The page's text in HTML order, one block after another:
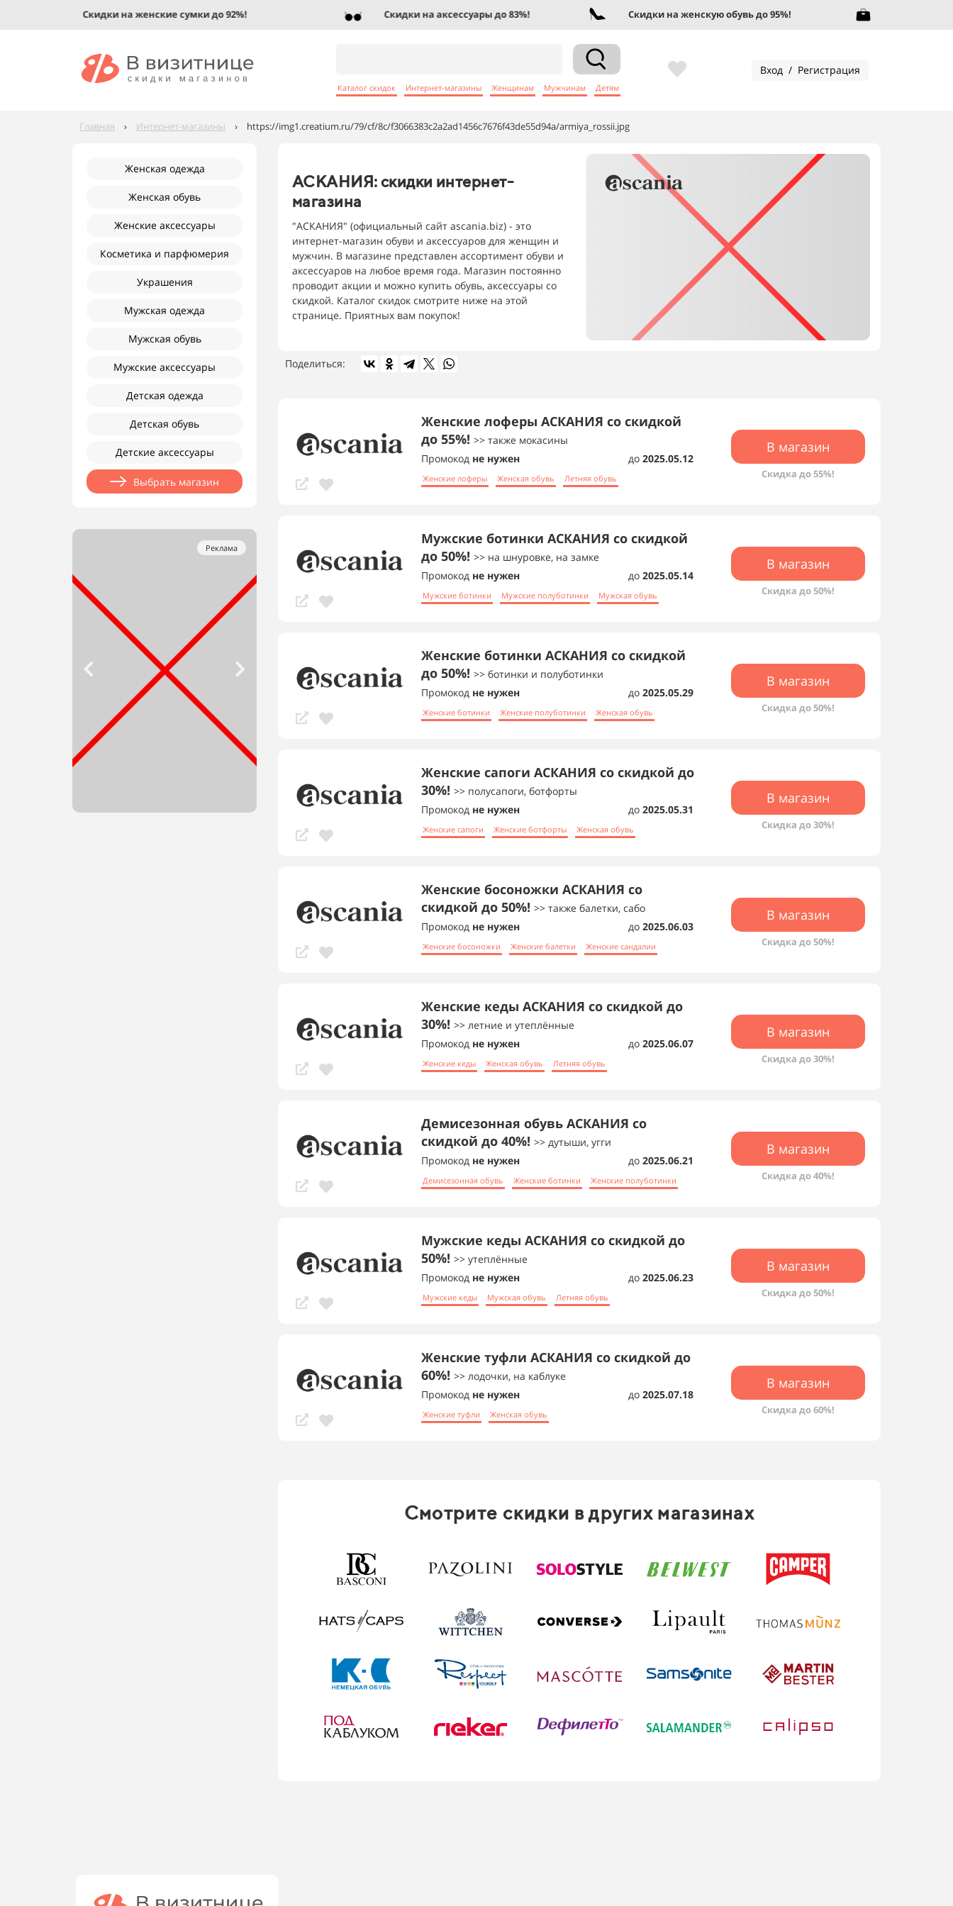
Скидки на женские сумки до 92%! Скидки на аксессуары до 83%! Скидки на женскую обувь до 95%! Скидки на
Каталог скидок Интернет-магазины Женщинам Мужчинам Детям
Вход / Регистрация
Главная › Интернет-магазины › https://img1.creatium.ru/79/cf/8c/f3066383c2a2ad1456c7676f43de55d94a/armiya_rossii.jpg
Женская одежда
Женская обувь
Женские аксессуары
Косметика и парфюмерия
Украшения
Мужская одежда
Мужская обувь
Мужские аксессуары
Детская одежда
Детская обувь
Детские аксессуары
Выбрать магазин
Реклама
АСКАНИЯ: скидки интернет-
магазина
"АСКАНИЯ" (официальный сайт ascania.biz) - это
интернет-магазин обуви и аксессуаров для женщин и
мужчин. В магазине представлен ассортимент обуви и
аксессуаров на любое время года. Магазин постоянно
проводит акции и можно купить обувь, аксессуары со
скидкой. Каталог скидок смотрите ниже на этой
странице. Приятных вам покупок!
Скидки магазина
Поделиться:
Женские лоферы АСКАНИЯ со скидкой
до 55%! >> также мокасины
Промокод не нужен до 2025.05.12
Женские лоферы Женская обувь Летняя обувь
В магазин
Скидка до 55%!
Мужские ботинки АСКАНИЯ со скидкой
до 50%! >> на шнуровке, на замке
Промокод не нужен до 2025.05.14
Мужские ботинки Мужские полуботинки Мужская обувь
В магазин
Скидка до 50%!
Женские ботинки АСКАНИЯ со скидкой
до 50%! >> ботинки и полуботинки
Промокод не нужен до 2025.05.29
Женские ботинки Женские полуботинки Женская обувь
В магазин
Скидка до 50%!
Женские сапоги АСКАНИЯ со скидкой до
30%! >> полусапоги, ботфорты
Промокод не нужен до 2025.05.31
Женские сапоги Женские ботфорты Женская обувь
В магазин
Скидка до 30%!
Женские босоножки АСКАНИЯ со
скидкой до 50%! >> также балетки, сабо
Промокод не нужен до 2025.06.03
Женские босоножки Женские балетки Женские сандалии
В магазин
Скидка до 50%!
Женские кеды АСКАНИЯ со скидкой до
30%! >> летние и утеплённые
Промокод не нужен до 2025.06.07
Женские кеды Женская обувь Летняя обувь
В магазин
Скидка до 30%!
Демисезонная обувь АСКАНИЯ со
скидкой до 40%! >> дутыши, угги
Промокод не нужен до 2025.06.21
Демисезонная обувь Женские ботинки Женские полуботинки
В магазин
Скидка до 40%!
Мужские кеды АСКАНИЯ со скидкой до
50%! >> утеплённые
Промокод не нужен до 2025.06.23
Мужские кеды Мужская обувь Летняя обувь
В магазин
Скидка до 50%!
Женские туфли АСКАНИЯ со скидкой до
60%! >> лодочки, на каблуке
Промокод не нужен до 2025.07.18
Женские туфли Женская обувь
В магазин
Скидка до 60%!
Смотрите скидки в других магазинах